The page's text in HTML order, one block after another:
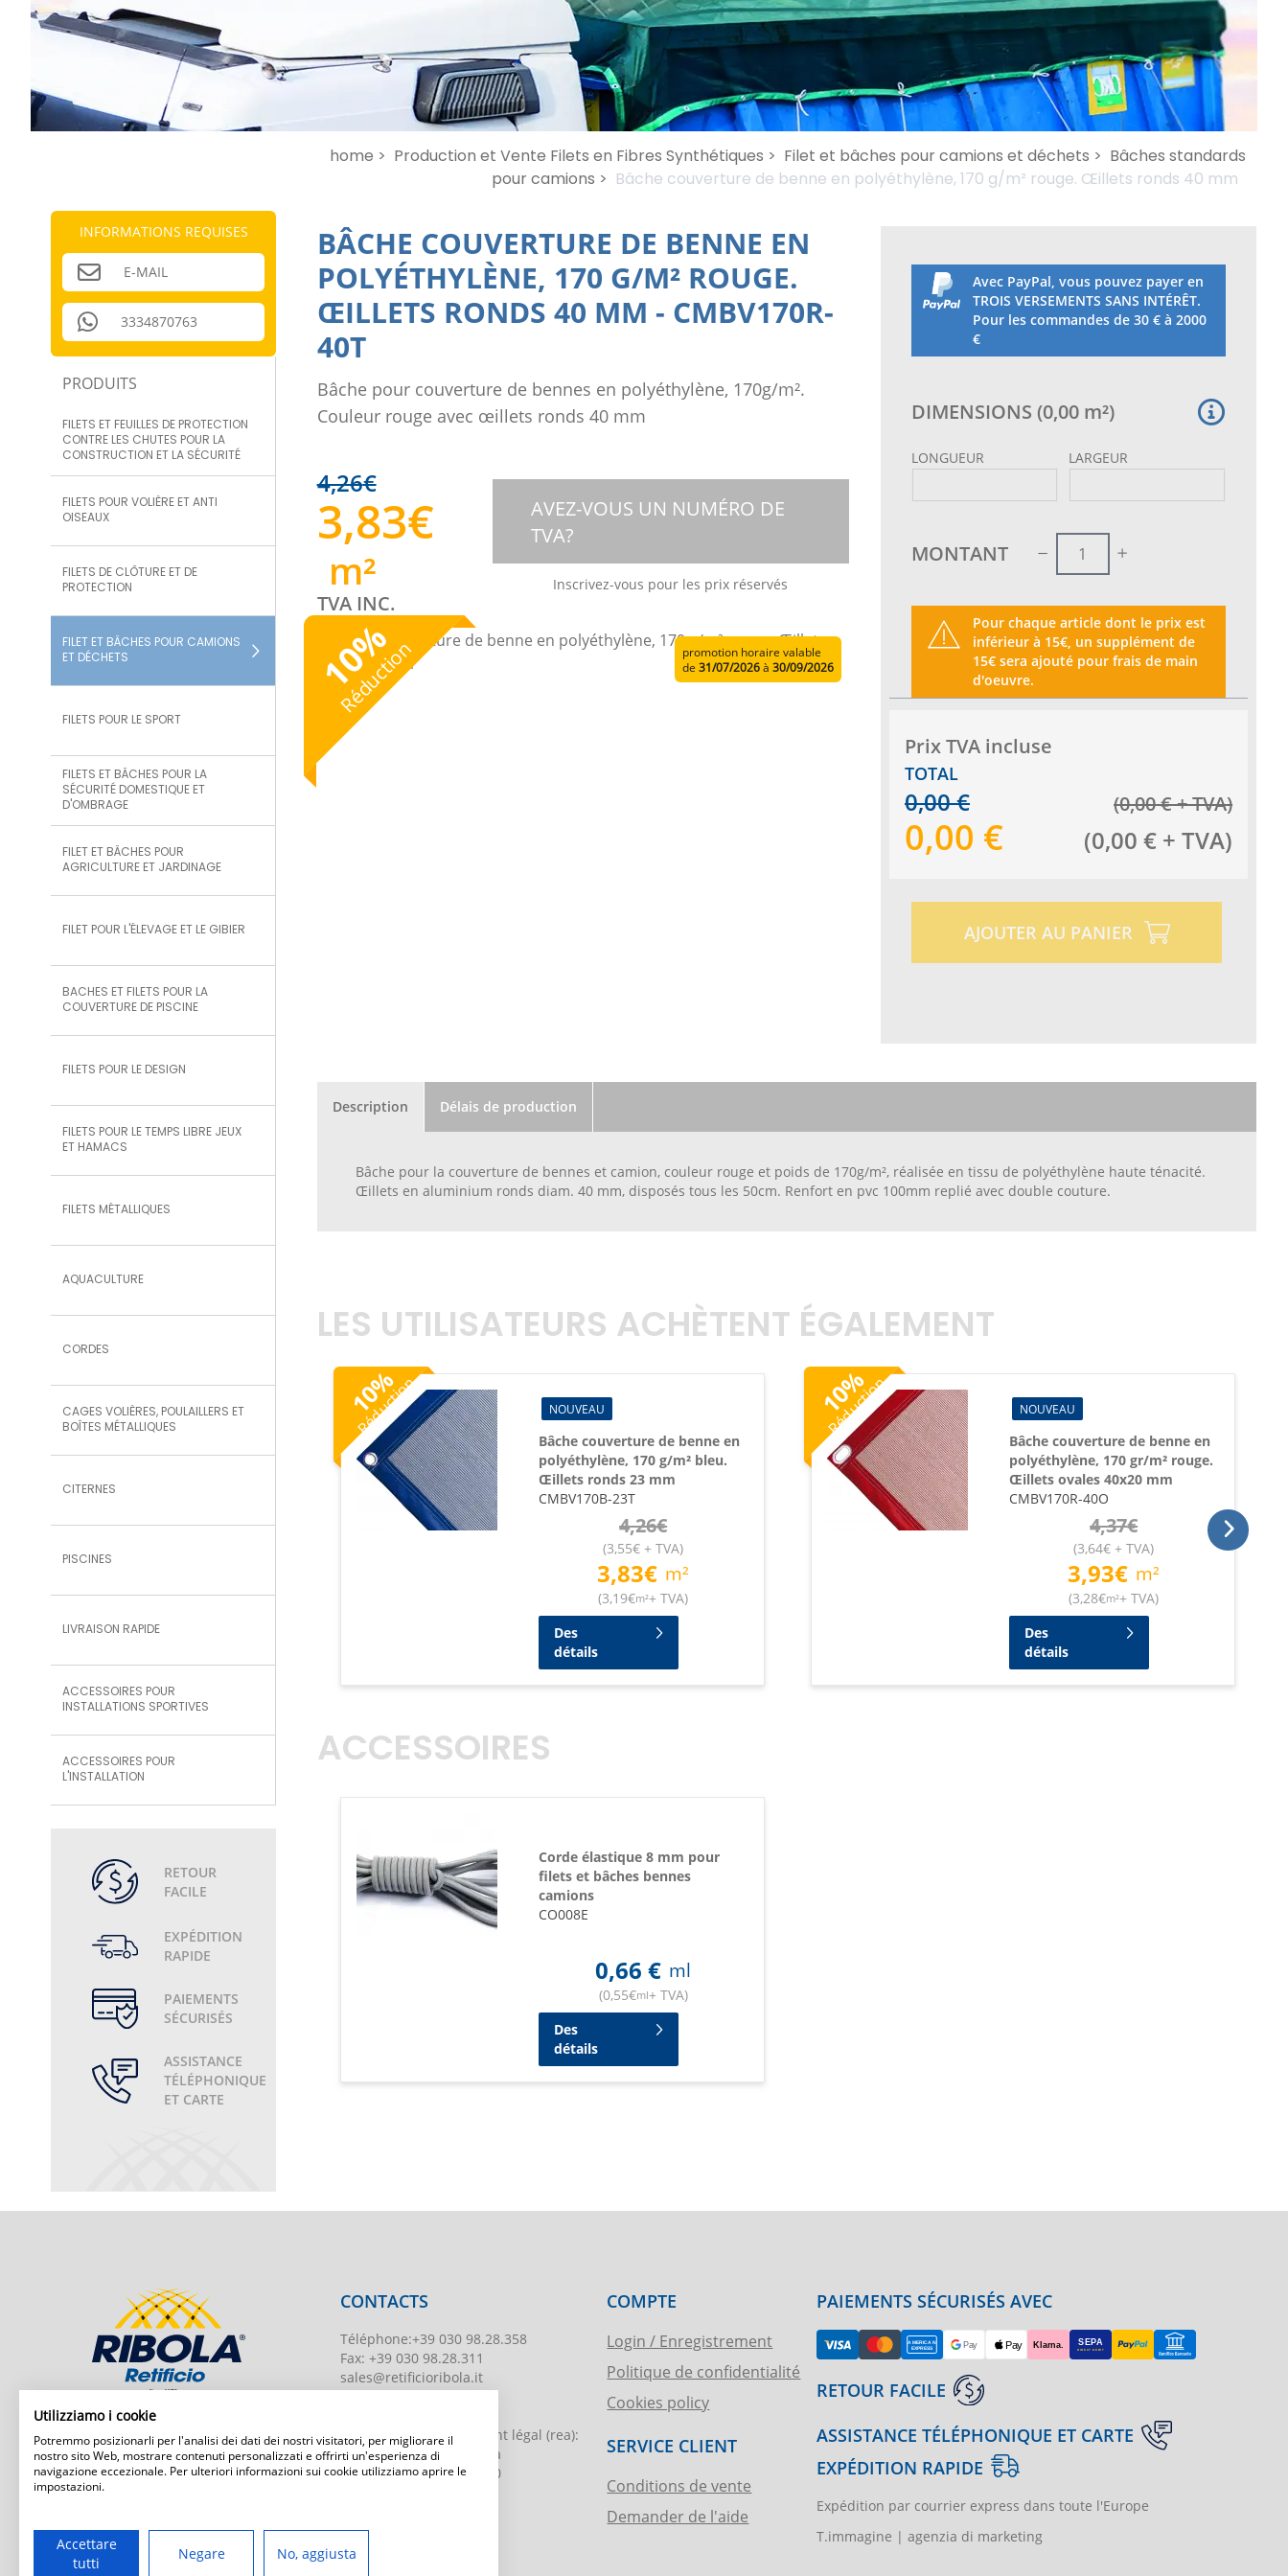
INFORMATIONS REQUISES
E-MAIL
3334870763
PRODUITS
FILETS ET FEUILLES DE PROTECTION
CONTRE LES CHUTES POUR LA
CONSTRUCTION ET LA SÉCURITÉ
FILETS POUR VOLIÈRE ET ANTI
OISEAUX
FILETS DE CLÔTURE ET DE
PROTECTION
FILET ET BÂCHES POUR CAMIONS
ET DÉCHETS
FILETS POUR LE SPORT
FILETS ET BÂCHES POUR LA
SÉCURITÉ DOMESTIQUE ET
D'OMBRAGE
FILET ET BÂCHES POUR
AGRICULTURE ET JARDINAGE
FILET POUR L'ÉLEVAGE ET LE GIBIER
BACHES ET FILETS POUR LA
COUVERTURE DE PISCINE
FILETS POUR LE DESIGN
FILETS POUR LE TEMPS LIBRE JEUX
ET HAMACS
FILETS MÉTALLIQUES
AQUACULTURE
CORDES
CAGES VOLIÈRES, POULAILLERS ET
BOÎTES MÉTALLIQUES
CITERNES
PISCINES
LIVRAISON RAPIDE
ACCESSOIRES POUR
INSTALLATIONS SPORTIVES
ACCESSOIRES POUR
L'INSTALLATION
RETOUR
FACILE
EXPÉDITION
RAPIDE
PAIEMENTS
SÉCURISÉS
ASSISTANCE
TÉLÉPHONIQUE
ET CARTE
home > Production et Vente Filets en Fibres Synthétiques > Filet et bâches pour camions et déchets > Bâches standards
pour camions > Bâche couverture de benne en polyéthylène, 170 g/m² rouge. Œillets ronds 40 mm
BÂCHE COUVERTURE DE BENNE EN
POLYÉTHYLÈNE, 170 G/M² ROUGE.
ŒILLETS RONDS 40 MM - CMBV170R-
40T
Bâche pour couverture de bennes en polyéthylène, 170g/m².
Couleur rouge avec œillets ronds 40 mm
4,26€
3,83€
m²
TVA INC.
AVEZ-VOUS UN NUMÉRO DE
TVA?
Inscrivez-vous pour les prix réservés
10
%
Réduction
promotion horaire valable
de 31/07/2026 à 30/09/2026
Avec PayPal, vous pouvez payer en
TROIS VERSEMENTS SANS INTÉRÊT.
Pour les commandes de 30 € à 2000
€
DIMENSIONS (0,00 m²)
LONGUEUR LARGEUR
MONTANT
Pour chaque article dont le prix est
inférieur à 15€, un supplément de
15€ sera ajouté pour frais de main
d'oeuvre.
Prix ​​TVA incluse
TOTAL
0,00€ (0,00€+ TVA)
0,00 € (0,00 € + TVA)
AJOUTER AU PANIER
Description Délais de production
Bâche pour la couverture de bennes et camion, couleur rouge et poids de 170g/m², réalisée en tissu de polyéthylène haute ténacité.
Œillets en aluminium ronds diam. 40 mm, disposés tous les 50cm. Renfort en pvc 100mm replié avec double couture.
LES UTILISATEURS ACHÈTENT ÉGALEMENT
10
%
Réduction NOUVEAU
Bâche couverture de benne en
polyéthylène, 170 g/m² bleu.
Œillets ronds 23 mm
CMBV170B-23T
4,26€
(3,55€ + TVA)
3,83€ m²
(3,19€m²+ TVA)
Des
détails
10
%
Réduction NOUVEAU
Bâche couverture de benne en
polyéthylène, 170 gr/m² rouge.
Œillets ovales 40x20 mm
CMBV170R-40O
4,37€
(3,64€ + TVA)
3,93€ m²
(3,28€m²+ TVA)
Des
détails
ACCESSOIRES
Corde élastique 8 mm pour
filets et bâches bennes
camions
CO008E
0,66 € ml
(0,55€ml+ TVA)
Des
détails
25040 Timoline di C.F. (BS)
CONTACTS
Téléphone:+39 030 98.28.358
Fax: +39 030 98.28.311
sales@retificioribola.it
Numéro d'enregistrement légal (rea):
BS-203951 Uff. di Brescia
Capital social:€ 51.000,00
www.retificioribola.it
COMPTE
Login / Enregistrement
Politique de confidentialité
Cookies policy
SERVICE CLIENT
Conditions de vente
Demander de l'aide
PAIEMENTS SÉCURISÉS AVEC
RETOUR FACILE
ASSISTANCE TÉLÉPHONIQUE ET CARTE
EXPÉDITION RAPIDE
Expédition par courrier express dans toute l'Europe
T.immagine | agenzia di marketing
Utilizziamo i cookie
Potremmo posizionarli per l'analisi dei dati dei nostri visitatori, per migliorare il
nostro sito Web, mostrare contenuti personalizzati e offrirti un'esperienza di
navigazione eccezionale. Per ulteriori informazioni sui cookie utilizziamo aprire le
impostazioni.
Accettare
tutti
Negare No, aggiusta